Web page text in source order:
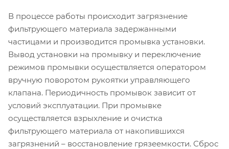
В процессе работы происходит загрязнение
фильтрующего материала задержанными
частицами и производится промывка установки.
Вывод установки на промывку и переключение
режимов промывки осуществляется оператором
вручную поворотом рукоятки управляющего
клапана. Периодичность промывок зависит от
условий эксплуатации. При промывке
осуществляется взрыхление и очистка
фильтрующего материала от накопившихся
загрязнений – восстановление грязеемкости. Сброс